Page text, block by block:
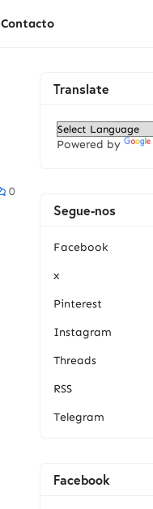
Contacto
0
Translate
Powered by
Segue-nos
Facebook
x
Pinterest
Instagram
Threads
RSS
Telegram
Facebook